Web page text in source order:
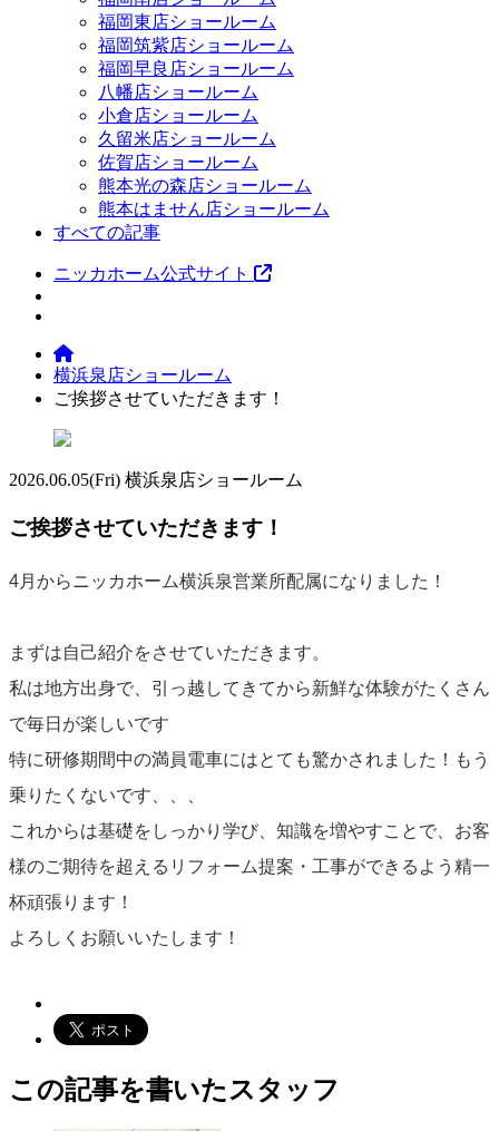
福岡東店ショールーム
福岡筑紫店ショールーム
福岡早良店ショールーム
八幡店ショールーム
小倉店ショールーム
久留米店ショールーム
佐賀店ショールーム
熊本光の森店ショールーム
熊本はません店ショールーム
すべての記事
ニッカホーム公式サイト
横浜泉店ショールーム
ご挨拶させていただきます！
2026.06.05(Fri) 横浜泉店ショールーム
ご挨拶させていただきます！
4月からニッカホーム横浜泉営業所配属になりました！
まずは自己紹介をさせていただきます。
私は地方出身で、引っ越してきてから新鮮な体験がたくさん
で毎日が楽しいです
特に研修期間中の満員電車にはとても驚かされました！もう
乗りたくないです、、、
これからは基礎をしっかり学び、知識を増やすことで、お客
様のご期待を超えるリフォーム提案・工事ができるよう精一
杯頑張ります！
よろしくお願いいたします！
この記事を書いたスタッフ